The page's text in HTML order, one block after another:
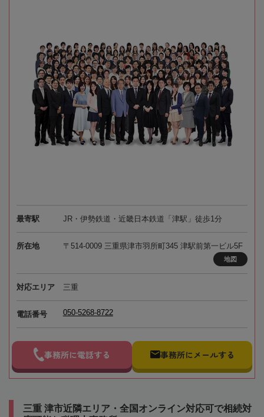
最寄駅 JR・伊勢鉄道・近畿日本鉄道「津駅」徒歩1分
所在地 〒514-0009 三重県津市羽所町345 津駅前第一ビル5F
地図
対応エリア 三重
電話番号 050-5268-8722
事務所に電話する 事務所にメールする
三重 津市近隣エリア・全国オンライン対応可で相続対